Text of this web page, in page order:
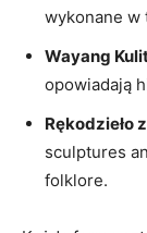
wykonane w⁤
Wayang
opowiadają
Rękodzieło
sculptures
folklore.